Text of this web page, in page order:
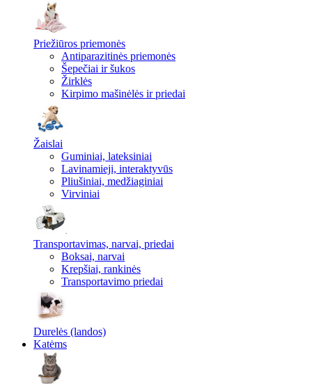
Priežiūros priemonės
Antiparazitinės priemonės
Šepečiai ir šukos
Žirklės
Kirpimo mašinėlės ir priedai
Žaislai
Guminiai, lateksiniai
Lavinamieji, interaktyvūs
Pliušiniai, medžiaginiai
Virviniai
Transportavimas, narvai, priedai
Boksai, narvai
Krepšiai, rankinės
Transportavimo priedai
Durelės (landos)
Katėms